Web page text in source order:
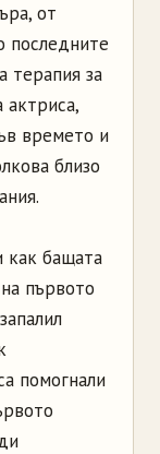
от
последните
терапия за
актриса,
времето и
близо
как бащата
първото
помогнали